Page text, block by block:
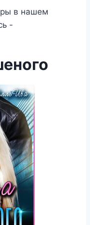
в нашем
-